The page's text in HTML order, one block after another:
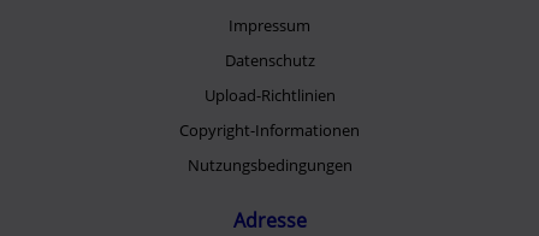
Impressum
Datenschutz
Upload-Richtlinien
Copyright-Informationen
Nutzungsbedingungen
Adresse